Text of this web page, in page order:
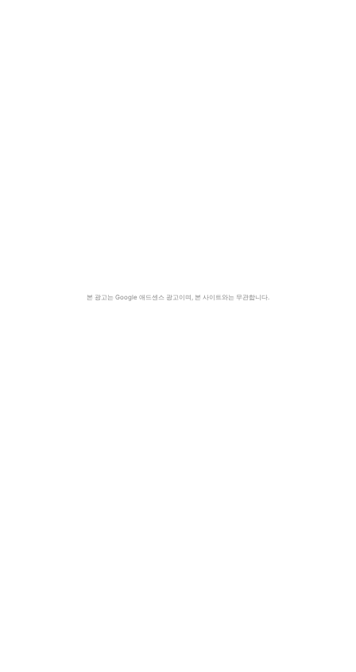
본 광고는 Google 애드센스 광고이며, 본 사이트와는 무관합니다.